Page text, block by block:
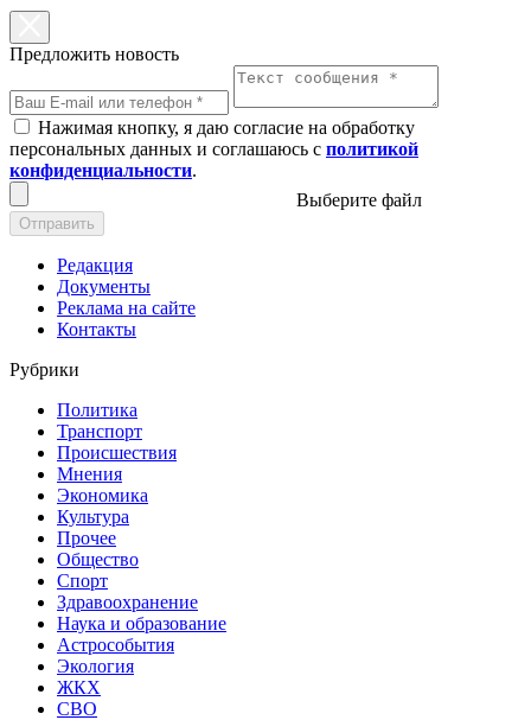
Предложить новость
Нажимая кнопку, я даю согласие на обработку
персональных данных и соглашаюсь с политикой
конфиденциальности.
Выберите файл
Отправить
Редакция
Документы
Реклама на сайте
Контакты
Рубрики
Политика
Транспорт
Происшествия
Мнения
Экономика
Культура
Прочее
Общество
Спорт
Здравоохранение
Наука и образование
Астрособытия
Экология
ЖКХ
СВО